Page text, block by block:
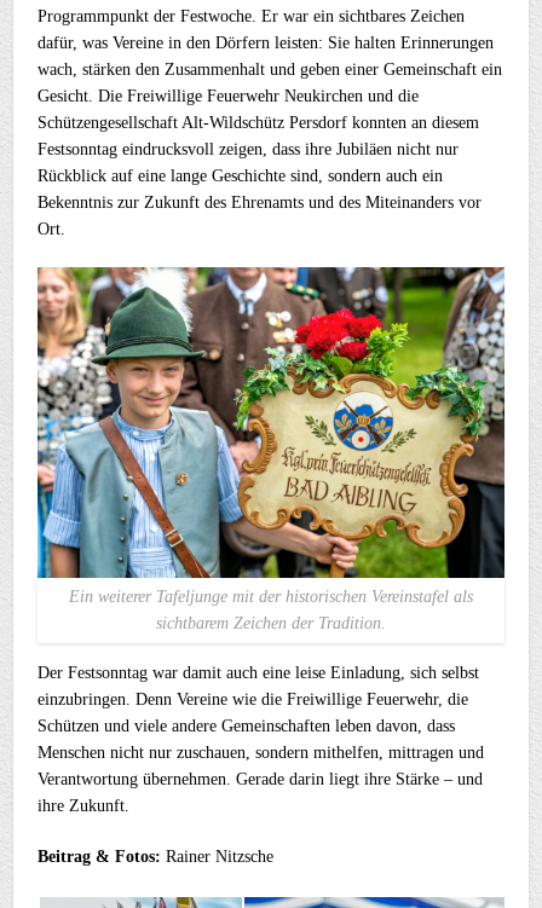
Programmpunkt der Festwoche. Er war ein sichtbares Zeichen
dafür, was Vereine in den Dörfern leisten: Sie halten Erinnerungen
wach, stärken den Zusammenhalt und geben einer Gemeinschaft ein
Gesicht. Die Freiwillige Feuerwehr Neukirchen und die
Schützengesellschaft Alt-Wildschütz Persdorf konnten an diesem
Festsonntag eindrucksvoll zeigen, dass ihre Jubiläen nicht nur
Rückblick auf eine lange Geschichte sind, sondern auch ein
Bekenntnis zur Zukunft des Ehrenamts und des Miteinanders vor
Ort.
Ein weiterer Tafeljunge mit der historischen Vereinstafel als
sichtbarem Zeichen der Tradition.
Der Festsonntag war damit auch eine leise Einladung, sich selbst
einzubringen. Denn Vereine wie die Freiwillige Feuerwehr, die
Schützen und viele andere Gemeinschaften leben davon, dass
Menschen nicht nur zuschauen, sondern mithelfen, mittragen und
Verantwortung übernehmen. Gerade darin liegt ihre Stärke – und
ihre Zukunft.
Beitrag & Fotos: Rainer Nitzsche